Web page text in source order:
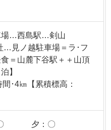
場…西島駅…剣山
…見ノ越駐車場＝ラ･フ
＝山麓下谷駅＋＋山頂
】
･4㎞【累積標高：
夕：〇